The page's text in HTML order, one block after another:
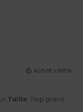
Achat vérifié
/5 Taille: Trop grand